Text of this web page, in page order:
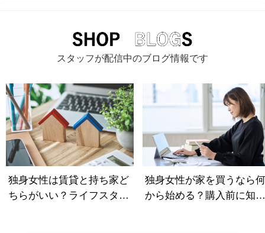
スタッフが配信中のブログ情報です